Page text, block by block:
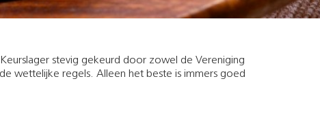
stevig gekeurd door zowel de Vereniging
wettelijke regels. Alleen het beste is immers goed